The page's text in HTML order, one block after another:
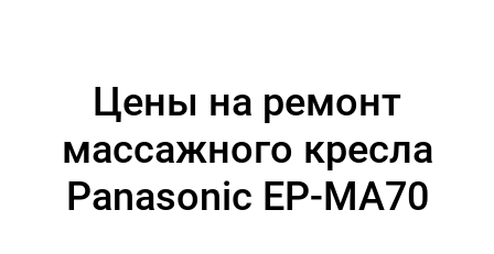
Цены на ремонт
массажного кресла
Panasonic EP-MA70